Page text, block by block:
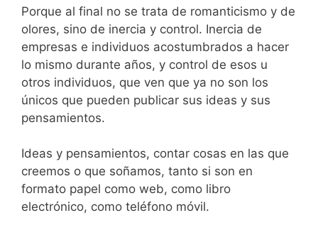
Porque al final no se trata de romanticismo y de
olores, sino de inercia y control. Inercia de
empresas e individuos acostumbrados a hacer
lo mismo durante años, y control de esos u
otros individuos, que ven que ya no son los
únicos que pueden publicar sus ideas y sus
pensamientos.
Ideas y pensamientos, contar cosas en las que
creemos o que soñamos, tanto si son en
formato papel como web, como libro
electrónico, como teléfono móvil.